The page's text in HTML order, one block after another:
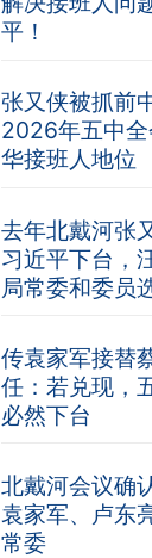
平！
张又侠被抓前
2026年五中
华接班人地位
去年北戴河张
习近平下台，
局常委和委员
传袁家军接替
任：若兑现，
必然下台
北戴河会议确
袁家军、卢东
常委